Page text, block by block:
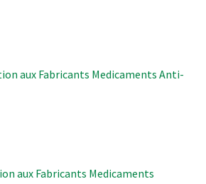
aux Fabricants Medicaments Anti-
aux Fabricants Medicaments